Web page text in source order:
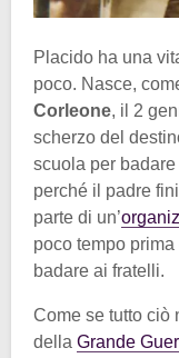
Placido ha una
poco. Nasce,
Corleone, il 2
scherzo del
scuola per
perché il padre
parte di un’
poco tempo
badare ai fratelli.
Come se tutto ciò
della Grande